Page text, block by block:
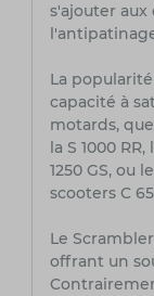
s'ajouter
La
capacité à
motards,
la S 1000
1250 GS, ou
scooters C
Le
offrant un